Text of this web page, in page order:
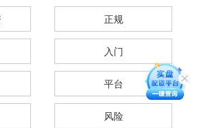
正规
入门
平台
风险